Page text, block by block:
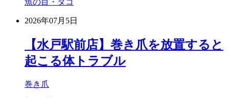
魚の目・タコ
2026年07月5日
【水戸駅前店】巻き爪を放置すると
起こる体トラブル
巻き爪